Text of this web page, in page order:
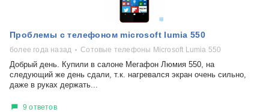
Проблемы с телефоном microsoft lumia 550
более года назад Сотовые телефоны Microsoft Lumia 550
Добрый день. Купили в салоне Мегафон Люмия 550, на
следующий же день сдали, т.к. нагревался экран очень сильно,
даже в руках держать...
9 ответов